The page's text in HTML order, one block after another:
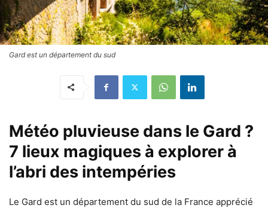
Gard est un département du sud
Météo pluvieuse dans le Gard ?
7 lieux magiques à explorer à
l’abri des intempéries
Le Gard est un département du sud de la France apprécié